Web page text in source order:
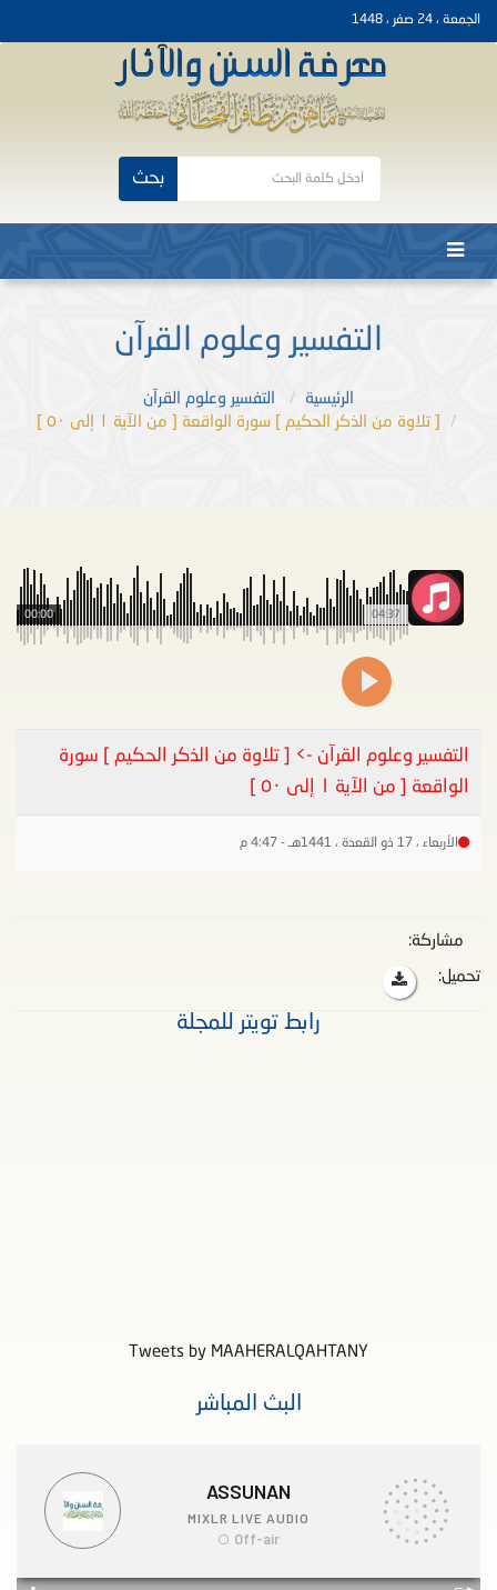
الجمعة ، 24 صفر ، 1448
بحث
التفسير وعلوم القرآن
الرئيسية
التفسير وعلوم القرآن
[ تلاوة من الذكر الحكيم ] سورة الواقعة [ من الآية ١ إلى ٥٠ ]
04:37
00:00
التفسير وعلوم القرآن -> [ تلاوة من الذكر الحكيم ] سورة
الواقعة [ من الآية ١ إلى ٥٠ ]
الأربعاء ، 17 ذو القعدة ، 1441هـ - 4:47 م
مشاركة:
تحميل:
رابط تويتر للمجلة
Tweets by MAAHERALQAHTANY
البث المباشر